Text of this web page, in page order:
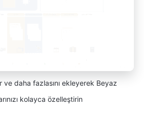
ve daha fazlasını ekleyerek Beyaz
kolayca özelleştirin